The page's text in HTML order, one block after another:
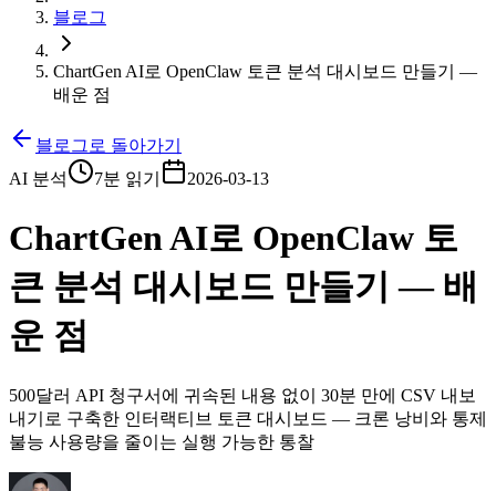
블로그
ChartGen AI로 OpenClaw 토큰 분석 대시보드 만들기 —
배운 점
블로그로 돌아가기
AI 분석
7분 읽기 2026-03-13
ChartGen AI로 OpenClaw 토
큰 분석 대시보드 만들기 — 배
운 점
500달러 API 청구서에 귀속된 내용 없이 30분 만에 CSV 내보
내기로 구축한 인터랙티브 토큰 대시보드 — 크론 낭비와 통제
불능 사용량을 줄이는 실행 가능한 통찰